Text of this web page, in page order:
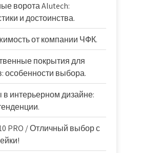
ворота Alutech:
и достоинства.
от компании ЧФК.
покрытия для
особенности выбора.
интерьерном дизайне:
PRO / Отличный выбор с